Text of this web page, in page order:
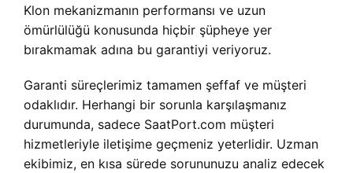
Klon mekanizmanın performansı ve uzun
ömürlülüğü konusunda hiçbir şüpheye yer
bırakmamak adına bu garantiyi veriyoruz.
Garanti süreçlerimiz tamamen şeffaf ve müşteri
odaklıdır. Herhangi bir sorunla karşılaşmanız
durumunda, sadece SaatPort.com müşteri
hizmetleriyle iletişime geçmeniz yeterlidir. Uzman
ekibimiz, en kısa sürede sorununuzu analiz edecek